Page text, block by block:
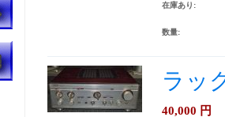
在庫あり:
数量:
ラッ
40,000 円